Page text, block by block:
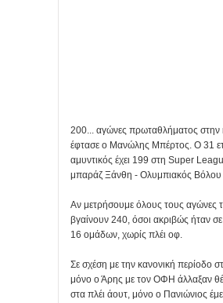
200... αγώνες πρωταθλήματος στην
έφτασε ο Μανώλης Μπέρτος. Ο 31
αμυντικός έχει 199 στη Super
μπαράζ Ξάνθη - Ολυμπιακός Βόλου
Αν μετρήσουμε όλους τους αγώνες
βγαίνουν 240, όσοι ακριβώς ήταν
16 ομάδων, χωρίς πλέι οφ.
Σε σχέση με την κανονική περίοδο
μόνο ο Άρης με τον ΟΦΗ άλλαξαν
στα πλέι άουτ, μόνο ο Πανιώνιος